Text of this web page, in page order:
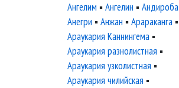
Ангелим ▪Ангелин ▪Андироба
Анегри ▪Анжан ▪Арараканга ▪
Араукария Каннингема ▪
Араукария разнолистная ▪
Араукария узколистная ▪
Араукария чилийская ▪